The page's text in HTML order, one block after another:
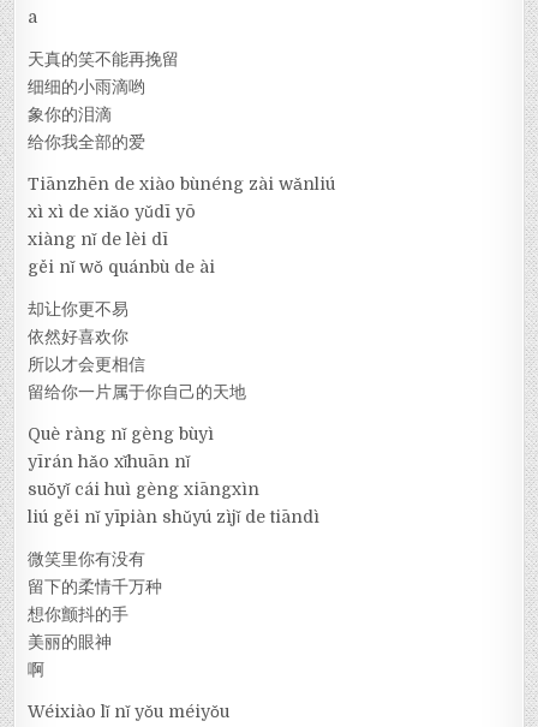
a
天真的笑不能再挽留
细细的小雨滴哟
象你的泪滴
给你我全部的爱
Tiānzhēn de xiào bùnéng zài wǎnliú
xì xì de xiǎo yǔdī yō
xiàng nǐ de lèi dī
gěi nǐ wǒ quánbù de ài
却让你更不易
依然好喜欢你
所以才会更相信
留给你一片属于你自己的天地
Què ràng nǐ gèng bùyì
yīrán hǎo xǐhuān nǐ
suǒyǐ cái huì gèng xiāngxìn
liú gěi nǐ yīpiàn shǔyú zìjǐ de tiāndì
微笑里你有没有
留下的柔情千万种
想你颤抖的手
美丽的眼神
啊
Wéixiào lǐ nǐ yǒu méiyǒu